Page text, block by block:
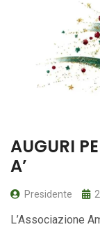
AUGURI
A’
Presidente
L’Associazione